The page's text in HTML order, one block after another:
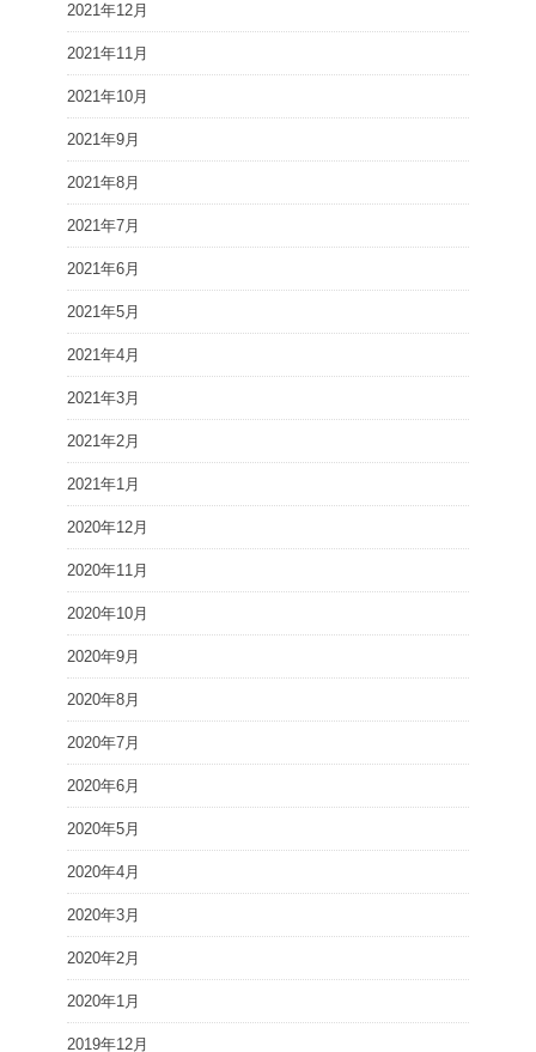
2021年12月
2021年11月
2021年10月
2021年9月
2021年8月
2021年7月
2021年6月
2021年5月
2021年4月
2021年3月
2021年2月
2021年1月
2020年12月
2020年11月
2020年10月
2020年9月
2020年8月
2020年7月
2020年6月
2020年5月
2020年4月
2020年3月
2020年2月
2020年1月
2019年12月